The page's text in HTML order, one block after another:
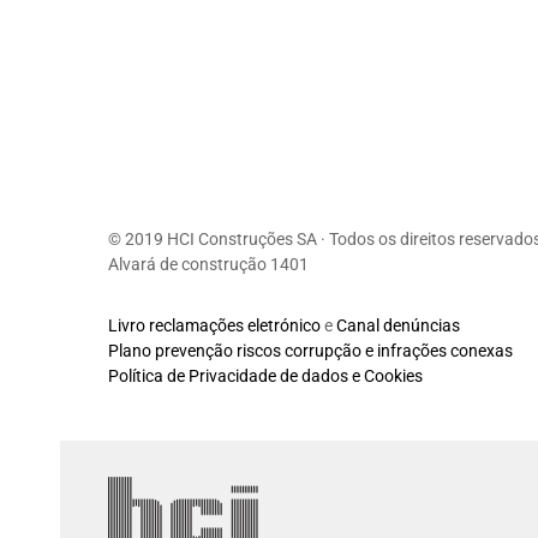
© 2019 HCI Construções SA · Todos os direitos
Alvará de construção 1401
Livro reclamações eletrónicoeCanal denúncias
Plano prevenção riscos corrupção e infrações conexas
Política de Privacidade de dados e Cookies